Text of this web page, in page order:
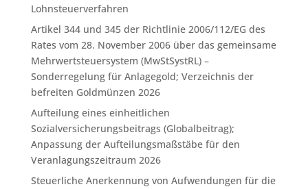
Lohnsteuerverfahren
Artikel 344 und 345 der Richtlinie 2006/112/EG des
Rates vom 28. November 2006 über das gemeinsame
Mehrwertsteuersystem (MwStSystRL) –
Sonderregelung für Anlagegold; Verzeichnis der
befreiten Goldmünzen 2026
Aufteilung eines einheitlichen
Sozialversicherungsbeitrags (Globalbeitrag);
Anpassung der Aufteilungsmaßstäbe für den
Veranlagungszeitraum 2026
Steuerliche Anerkennung von Aufwendungen für die